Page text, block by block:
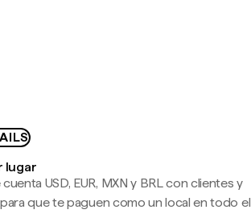
lugar
USD, EUR, MXN y BRL con clientes y
que te paguen como un local en todo el